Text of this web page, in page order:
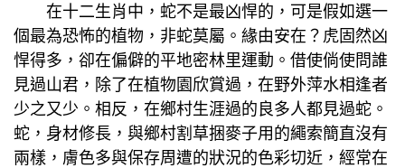
在十二生肖中，蛇不是最凶悍的，可是假如選一
個最為恐怖的植物，非蛇莫屬。緣由安在？虎固然凶
悍得多，卻在偏僻的平地密林里運動。借使倘使問誰
見過山君，除了在植物園欣賞過，在野外萍水相逢者
少之又少。相反，在鄉村生涯過的良多人都見過蛇。
蛇，身材修長，與鄉村割草捆麥子用的繩索簡直沒有
兩樣，膚色多與保存周遭的狀況的色彩切近，經常在